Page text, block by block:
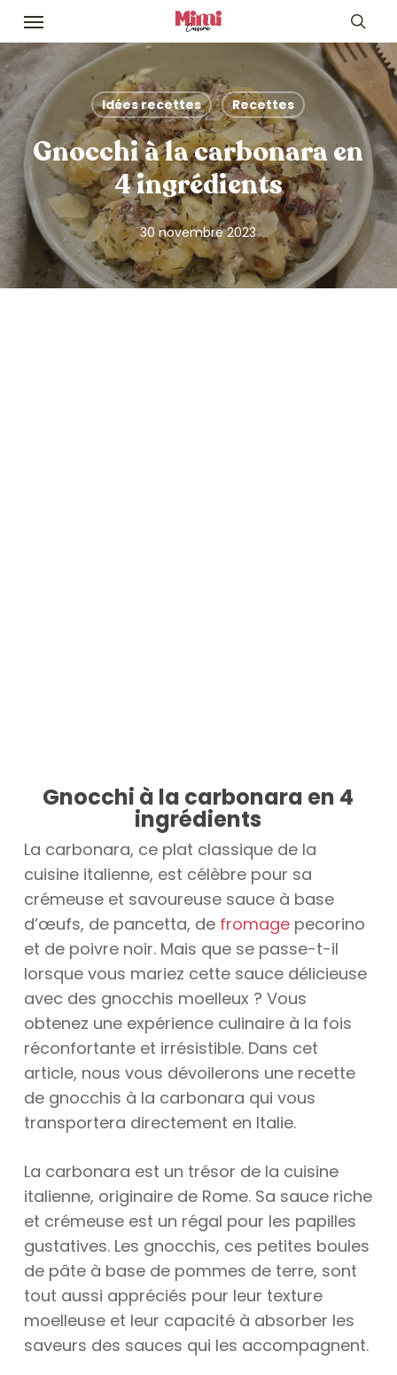
Skip
main
content
Menu
Idées recettes Recettes
Gnocchi à la carbonara en
4 ingrédients
30 novembre 2023
Gnocchi à la carbonara en 4
ingrédients
La carbonara, ce plat classique de la
cuisine italienne, est célèbre pour sa
crémeuse et savoureuse sauce à base
d’œufs, de pancetta, de fromagepecorino
et de poivre noir. Mais que se passe-t-il
lorsque vous mariez cette sauce délicieuse
avec des gnocchis moelleux ? Vous
obtenez une expérience culinaire à la fois
réconfortante et irrésistible. Dans cet
article, nous vous dévoilerons une recette
de gnocchis à la carbonara qui vous
transportera directement en Italie.
La carbonara est un trésor de la cuisine
italienne, originaire de Rome. Sa sauce riche
et crémeuse est un régal pour les papilles
gustatives. Les gnocchis, ces petites boules
de pâte à base de pommes de terre, sont
tout aussi appréciés pour leur texture
moelleuse et leur capacité à absorber les
saveurs des sauces qui les accompagnent.